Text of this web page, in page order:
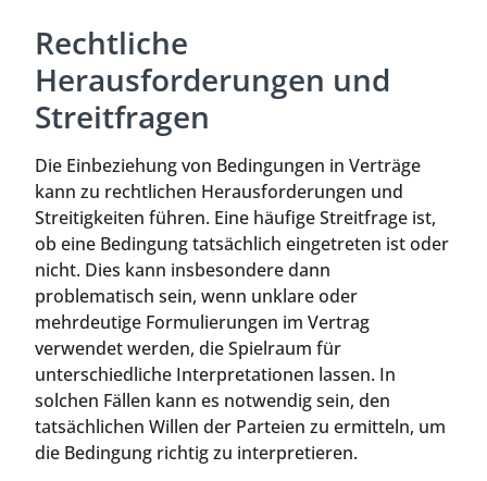
Rechtliche
Herausforderungen und
Streitfragen
Die Einbeziehung von Bedingungen in Verträge
kann zu rechtlichen Herausforderungen und
Streitigkeiten führen. Eine häufige Streitfrage ist,
ob eine Bedingung tatsächlich eingetreten ist oder
nicht. Dies kann insbesondere dann
problematisch sein, wenn unklare oder
mehrdeutige Formulierungen im Vertrag
verwendet werden, die Spielraum für
unterschiedliche Interpretationen lassen. In
solchen Fällen kann es notwendig sein, den
tatsächlichen Willen der Parteien zu ermitteln, um
die Bedingung richtig zu interpretieren.